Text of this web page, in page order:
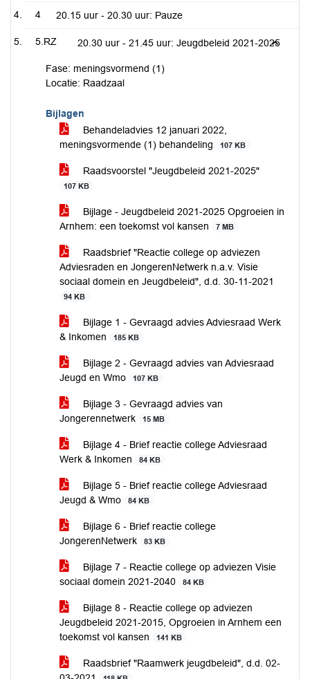
4 20.15 uur - 20.30 uur: Pauze
5.RZ 20.30 uur - 21.45 uur: Jeugdbeleid 2021-2025
Fase: meningsvormend (1)
Locatie: Raadzaal
Bijlagen
Behandeladvies 12 januari 2022,
meningsvormende (1) behandeling
107 KB
Raadsvoorstel "Jeugdbeleid 2021-2025"
107 KB
Bijlage - Jeugdbeleid 2021-2025 Opgroeien in
Arnhem: een toekomst vol kansen
7 MB
Raadsbrief "Reactie college op adviezen
Adviesraden en JongerenNetwerk n.a.v. Visie
sociaal domein en Jeugdbeleid", d.d. 30-11-2021
94 KB
Bijlage 1 - Gevraagd advies Adviesraad Werk
& Inkomen
185 KB
Bijlage 2 - Gevraagd advies van Adviesraad
Jeugd en Wmo
107 KB
Bijlage 3 - Gevraagd advies van
Jongerennetwerk
15 MB
Bijlage 4 - Brief reactie college Adviesraad
Werk & Inkomen
84 KB
Bijlage 5 - Brief reactie college Adviesraad
Jeugd & Wmo
84 KB
Bijlage 6 - Brief reactie college
JongerenNetwerk
83 KB
Bijlage 7 - Reactie college op adviezen Visie
sociaal domein 2021-2040
84 KB
Bijlage 8 - Reactie college op adviezen
Jeugdbeleid 2021-2015, Opgroeien in Arnhem een
toekomst vol kansen
141 KB
Raadsbrief "Raamwerk jeugdbeleid", d.d. 02-